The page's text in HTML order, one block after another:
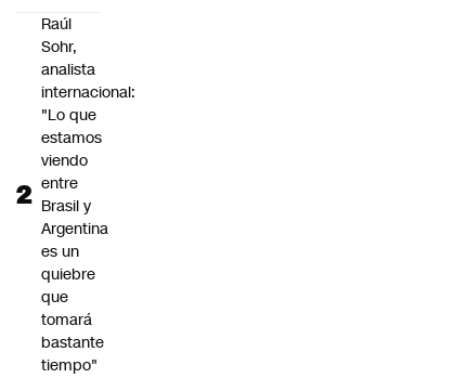
Raúl
Sohr,
analista
internacional:
"Lo que
estamos
viendo
entre
Brasil y
Argentina
es un
quiebre
que
tomará
bastante
tiempo"